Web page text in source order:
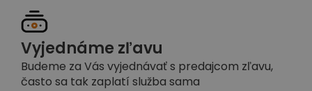
Vyjednáme zľavu
Budeme za Vás vyjednávať s predajcom zľavu,
často sa tak zaplatí služba sama